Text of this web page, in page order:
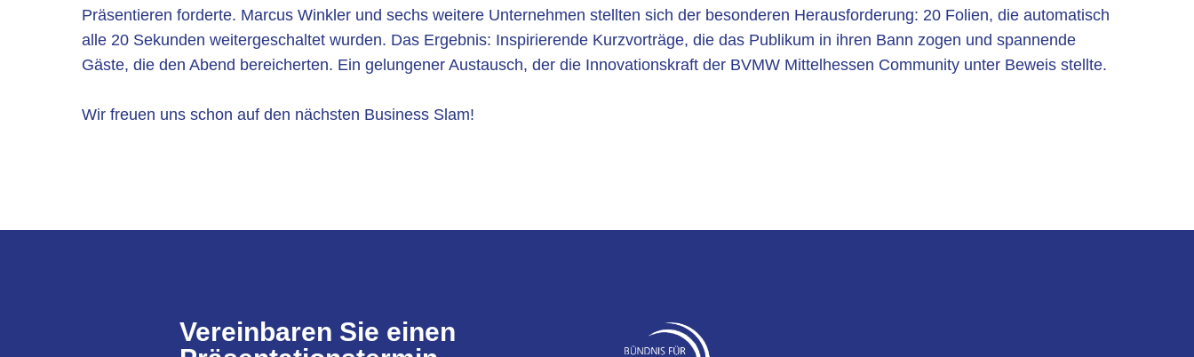
Präsentieren forderte. Marcus Winkler und sechs weitere Unternehmen stellten sich der besonderen Herausforderung: 20 Folien, die automatisch
alle 20 Sekunden weitergeschaltet wurden. Das Ergebnis: Inspirierende Kurzvorträge, die das Publikum in ihren Bann zogen und spannende
Gäste, die den Abend bereicherten. Ein gelungener Austausch, der die Innovationskraft der BVMW Mittelhessen Community unter Beweis stellte.
Wir freuen uns schon auf den nächsten Business Slam!
Vereinbaren Sie einen